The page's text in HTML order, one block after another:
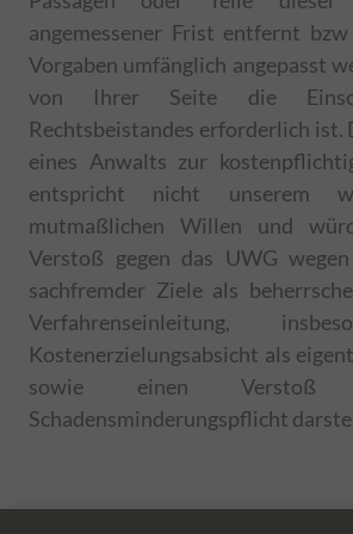
angemessener Frist entfernt
Vorgaben umfänglich angepasst
von Ihrer Seite die
Rechtsbeistandes erforderlich ist.
eines Anwalts zur
entspricht nicht unserem
mutmaßlichen Willen und
Verstoß gegen das UWG
sachfremder Ziele als
Verfahrenseinleitung,
Kostenerzielungsabsicht als
sowie einen Verstoß
Schadensminderungspflicht
Sitzungscookie und
Browserfenster
(Datenschutz des Anbieters)
Name
Beschreibung
CONSENT
Dieses Cookie
Einstellungen von
NID
Dieses Cookie
über die Ihre
1P_JAR
Dieser Google-
von Werbung
relevante Anzeigen
zur
um zu vermeiden,
dieselben Anzeigen